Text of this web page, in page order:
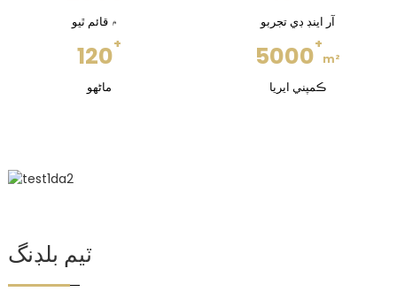
۾ قائم ٿيو آر اينڊ ڊي تجربو
120+
ماڻهو
5000+
m²
ڪمپني ايريا
ٽيم بلڊنگ